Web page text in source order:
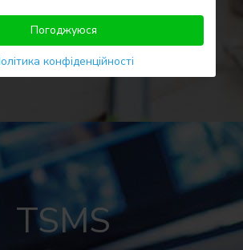
БІЛЬШЕ
TSMS
Погоджуюся
конфіденційності